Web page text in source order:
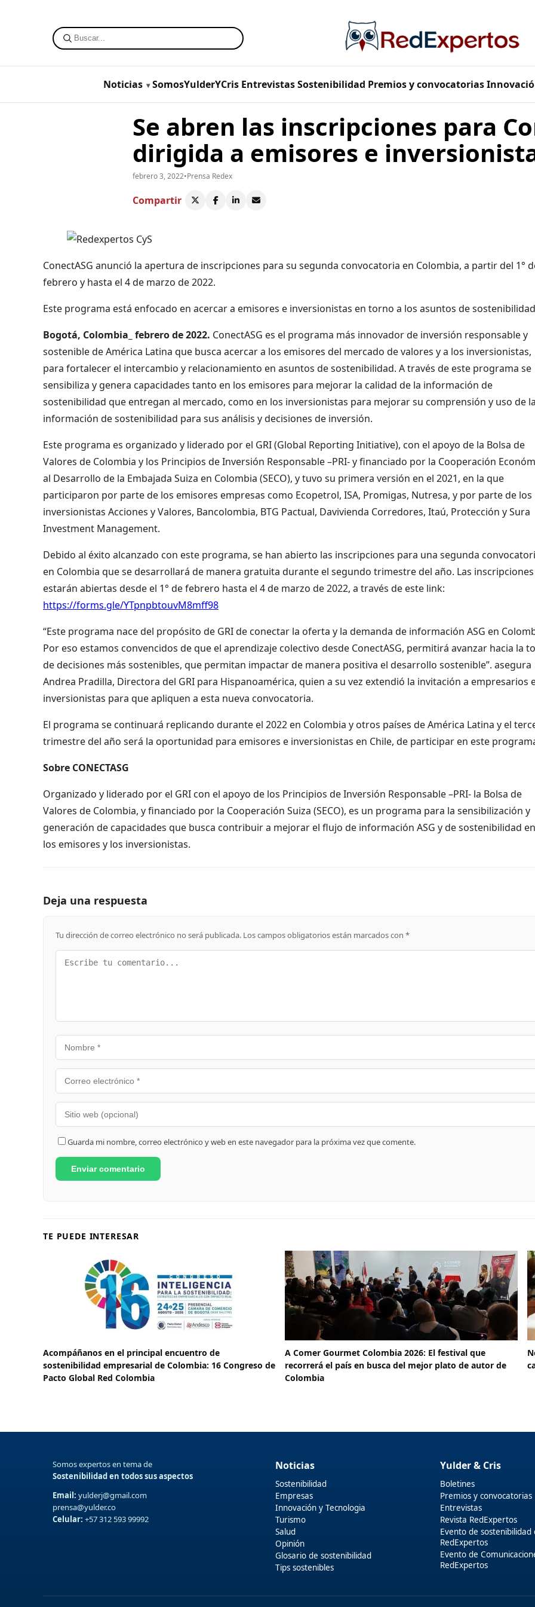
Noticias SomosYulderYCris Entrevistas Sostenibilidad Premios y convocatorias
Se abren las inscripciones para
dirigida a emisores e
febrero 3, 2022•Prensa Redex
Compartir
ConectASG anunció la apertura de inscripciones para su segunda convocatoria en Colombia, a partir del 1°
febrero y hasta el 4 de marzo de 2022.
Este programa está enfocado en acercar a emisores e inversionistas en torno a los asuntos de
Bogotá, Colombia_ febrero de 2022. ConectASG es el programa más innovador de inversión responsable y
sostenible de América Latina que busca acercar a los emisores del mercado de valores y a los inversionistas,
para fortalecer el intercambio y relacionamiento en asuntos de sostenibilidad. A través de este programa se
sensibiliza y genera capacidades tanto en los emisores para mejorar la calidad de la información de
sostenibilidad que entregan al mercado, como en los inversionistas para mejorar su comprensión y uso de
información de sostenibilidad para sus análisis y decisiones de inversión.
Este programa es organizado y liderado por el GRI (Global Reporting Initiative), con el apoyo de la Bolsa de
Valores de Colombia y los Principios de Inversión Responsable –PRI- y financiado por la Cooperación
al Desarrollo de la Embajada Suiza en Colombia (SECO), y tuvo su primera versión en el 2021, en la que
participaron por parte de los emisores empresas como Ecopetrol, ISA, Promigas, Nutresa, y por parte de los
inversionistas Acciones y Valores, Bancolombia, BTG Pactual, Davivienda Corredores, Itaú, Protección y Sura
Investment Management.
Debido al éxito alcanzado con este programa, se han abierto las inscripciones para una segunda
en Colombia que se desarrollará de manera gratuita durante el segundo trimestre del año. Las inscripciones
estarán abiertas desde el 1° de febrero hasta el 4 de marzo de 2022, a través de este link:
https://forms.gle/YTpnpbtouvM8mff98
“Este programa nace del propósito de GRI de conectar la oferta y la demanda de información ASG en
Por eso estamos convencidos de que el aprendizaje colectivo desde ConectASG, permitirá avanzar hacia la
de decisiones más sostenibles, que permitan impactar de manera positiva el desarrollo sostenible”. asegura
Andrea Pradilla, Directora del GRI para Hispanoamérica, quien a su vez extendió la invitación a empresarios
inversionistas para que apliquen a esta nueva convocatoria.
El programa se continuará replicando durante el 2022 en Colombia y otros países de América Latina y el
trimestre del año será la oportunidad para emisores e inversionistas en Chile, de participar en este
Sobre CONECTASG
Organizado y liderado por el GRI con el apoyo de los Principios de Inversión Responsable –PRI- la Bolsa de
Valores de Colombia, y financiado por la Cooperación Suiza (SECO), es un programa para la sensibilización y
generación de capacidades que busca contribuir a mejorar el flujo de información ASG y de sostenibilidad
los emisores y los inversionistas.
Deja una respuesta
Tu dirección de correo electrónico no será publicada. Los campos obligatorios están marcados con *
Guarda mi nombre, correo electrónico y web en este navegador para la próxima vez que comente.
TE PUEDE INTERESAR
Acompáñanos en el principal encuentro de
sostenibilidad empresarial de Colombia: 16 Congreso de
Pacto Global Red Colombia
A Comer Gourmet Colombia 2026: El festival que
recorrerá el país en busca del mejor plato de autor de
Colombia
Somos expertos en tema de
Sostenibilidad en todos sus aspectos
Email: yulderj@gmail.com
prensa@yulder.co
Celular: +57 312 593 99992
Noticias
Sostenibilidad
Empresas
Innovación y Tecnologia
Turismo
Salud
Opinión
Glosario de sostenibilidad
Tips sostenibles
Yulder & Cris
Boletines
Premios y convocatorias
Entrevistas
Revista RedExpertos
Evento de sostenibilidad
RedExpertos
Evento de
RedExpertos